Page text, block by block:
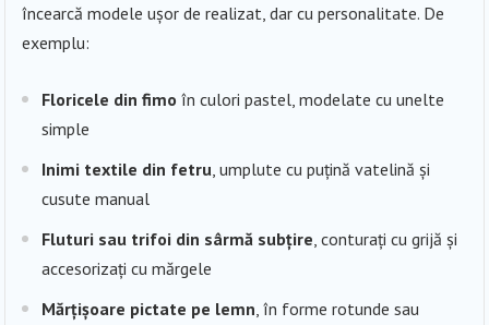
încearcă modele ușor de realizat, dar cu personalitate. De
exemplu:
Floricele din fimo în culori pastel, modelate cu unelte
simple
Inimi textile din fetru , umplute cu puțină vatelină și
cusute manual
Fluturi sau trifoi din sârmă subțire , conturați cu grijă și
accesorizați cu mărgele
Mărțișoare pictate pe lemn , în forme rotunde sau